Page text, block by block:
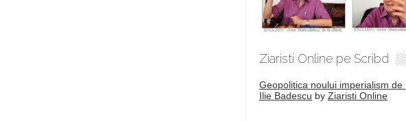
Ziaristi Online pe Scribd
Geopolitica noului imperialism de
Ilie Badescu by Ziaristi Online